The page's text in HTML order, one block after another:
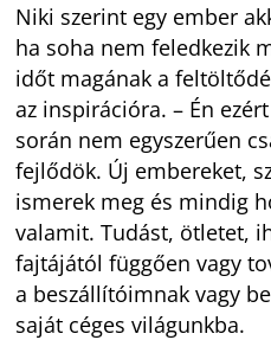
Niki szerint egy ember
ha soha nem feledkezik
időt magának a
az inspirációra. – Én
során nem egyszerűen
fejlődök. Új embereket,
ismerek meg és mindig
valamit. Tudást, ötletet,
fajtájától függően vagy
a beszállítóimnak vagy
saját céges világunkba.